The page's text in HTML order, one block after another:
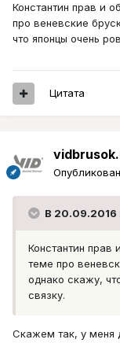
Константин прав и
про веневские
что японцы очень
Цитата
В 20.09.2016
Константин прав
теме про
однако скажу,
связку.
Скажем так, у меня